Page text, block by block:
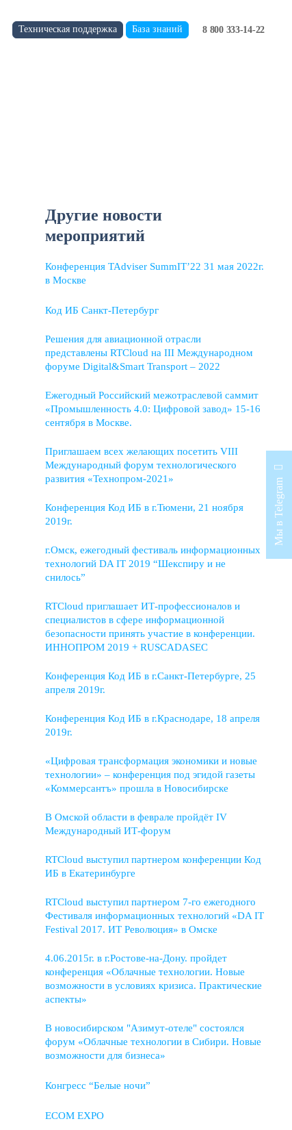
Мы в Telegram
Техническая поддержка База знаний 8 800 333-14-22
Другие новости
мероприятий
Конференция TAdviser SummIT’22 31 мая 2022г.
в Москве
Код ИБ Санкт-Петербург
Решения для авиационной отрасли
представлены RTCloud на III Международном
форуме Digital&Smart Transport – 2022
Ежегодный Российский межотраслевой саммит
«Промышленность 4.0: Цифровой завод» 15-16
сентября в Москве.
Приглашаем всех желающих посетить VIII
Международный форум технологического
развития «Технопром-2021»
Конференция Код ИБ в г.Тюмени, 21 ноября
2019г.
г.Омск, ежегодный фестиваль информационных
технологий DA IT 2019 “Шекспиру и не
снилось”
RTCloud приглашает ИТ-профессионалов и
специалистов в сфере информационной
безопасности принять участие в конференции.
ИННОПРОМ 2019 + RUSCADASEC
Конференция Код ИБ в г.Санкт-Петербурге, 25
апреля 2019г.
Конференция Код ИБ в г.Краснодаре, 18 апреля
2019г.
«Цифровая трансформация экономики и новые
технологии» – конференция под эгидой газеты
«Коммерсантъ» прошла в Новосибирске
В Омской области в феврале пройдёт IV
Международный ИТ-форум
RTCloud выступил партнером конференции Код
ИБ в Екатеринбурге
RTCloud выступил партнером 7-го ежегодного
Фестиваля информационных технологий «DA IT
Festival 2017. ИТ Революция» в Омске
4.06.2015г. в г.Ростове-на-Дону. пройдет
конференция «Облачные технологии. Новые
возможности в условиях кризиса. Практические
аспекты»
В новосибирском "Азимут-отеле" состоялся
форум «Облачные технологии в Сибири. Новые
возможности для бизнеса»
Конгресс “Белые ночи”
ECOM EXPO